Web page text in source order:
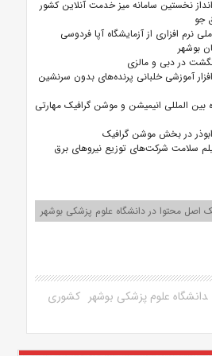
نخستین سامانه میز خدمت آنلاین کشور
جو
نرم افزاری از آزمایشگاه آپا فردوسی
بوشهر
آموزشی خلبانی پرنده‌های بدون سرنشین
بین المللی انیمیشن و موشن گرافیک مهارتی
فیلم سلامت شرکت‌های توزیع نیروهای برق
اصل محتوا در دانشگاه علوم پزشکی بوشهر
دانشگاه علوم پزشکی بوشهر کشوری